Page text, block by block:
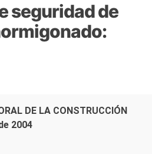
seguridad de
DE LA CONSTRUCCIÓN
2004